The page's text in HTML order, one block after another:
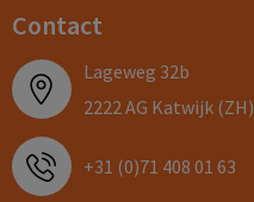
Contact
Lageweg 32b
2222 AG Katwijk (ZH)
+31 (0)71 408 01 63